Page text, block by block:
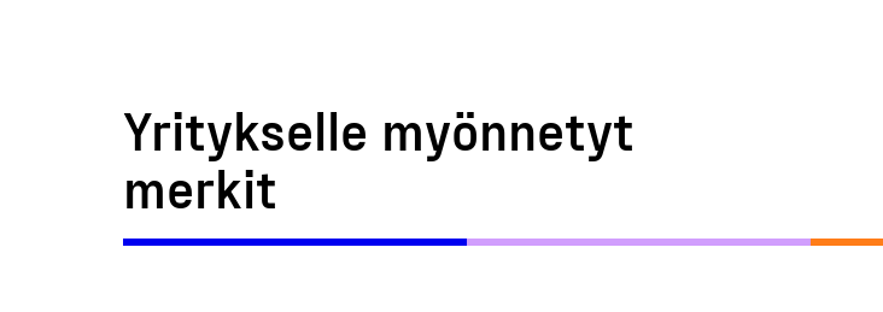
Yritykselle myönnetyt
merkit